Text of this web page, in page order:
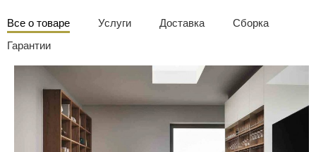
Все о товаре Услуги Доставка
Сборка
Гарантии